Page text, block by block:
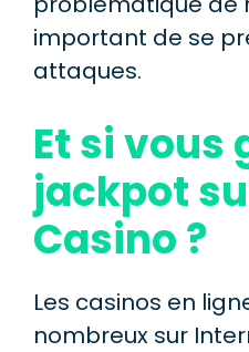
important de se
attaques.
Et si vous
jackpot
Casino ?
Les casinos en
nombreux sur